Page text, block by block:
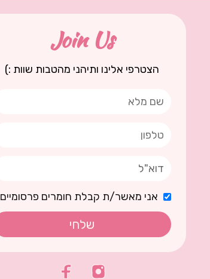
Join Us
הצטרפי אלינו ותיהני מהטבות שוות :)
אני מאשר/ת קבלת חומרים פרסומיים
שלחי